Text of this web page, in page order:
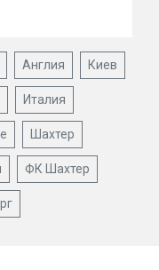
Англия Киев
Италия
Шахтер
ФК Шахтер